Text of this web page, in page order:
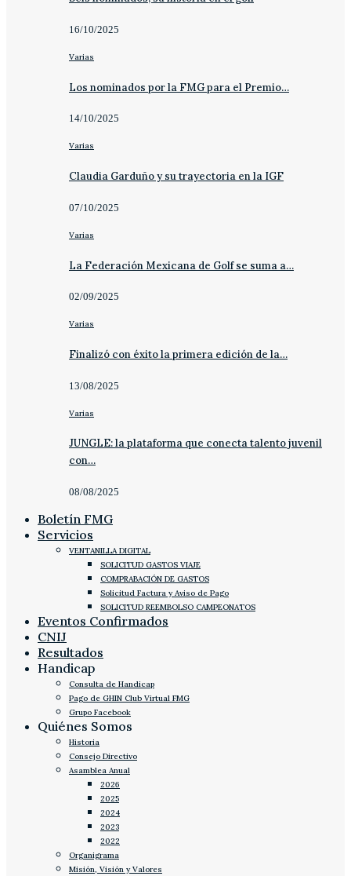
16/10/2025
Varias
Los nominados por la FMG para el Premio…
14/10/2025
Varias
Claudia Garduño y su trayectoria en la IGF
07/10/2025
Varias
La Federación Mexicana de Golf se suma a…
02/09/2025
Varias
Finalizó con éxito la primera edición de la…
13/08/2025
Varias
JUNGLE: la plataforma que conecta talento juvenil
con…
08/08/2025
Boletín FMG
Servicios
VENTANILLA DIGITAL
SOLICITUD GASTOS VIAJE
COMPRABACIÓN DE GASTOS
Solicitud Factura y Aviso de Pago
SOLICITUD REEMBOLSO CAMPEONATOS
Eventos Confirmados
CNIJ
Resultados
Handicap
Consulta de Handicap
Pago de GHIN Club Virtual FMG
Grupo Facebook
Quiénes Somos
Historia
Consejo Directivo
Asamblea Anual
2026
2025
2024
2023
2022
Organigrama
Misión, Visión y Valores